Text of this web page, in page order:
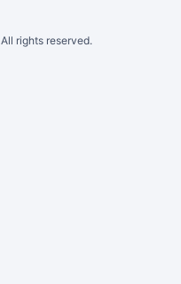
rights reserved.